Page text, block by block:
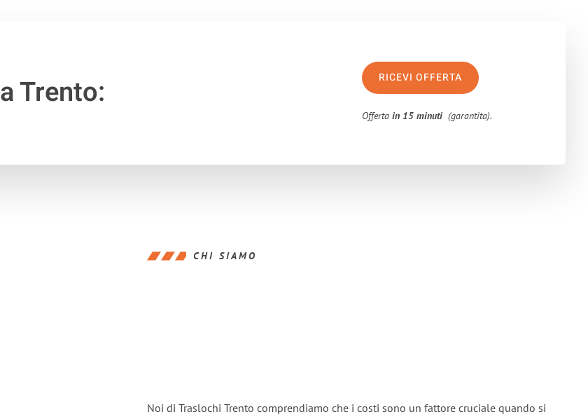
a Trento: RICEVI OFFERTA
Offertain 15 minuti (garantita).
CHI SIAMO
Noi di Traslochi Trento comprendiamo che i costi sono un fattore cruciale quando si